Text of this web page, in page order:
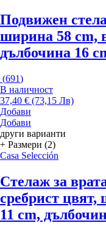
Подвижен
ширина 58 cm,
дълбочина 16
(691)
В наличност
37,40 € (73,15 Лв)
Добави
Добави
други варианти
+ Размери (2)
Casa Selección
Стелаж за
сребрист
11 cm,